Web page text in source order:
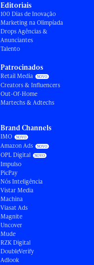
Editoriais
100 Dias de Inovação
Marketing na Olimpíada
Drops Agências &
Anunciantes
Talento
Patrocinados
Retail Media
Creators & Influencers
Out-Of-Home
Martechs & Adtechs
Brand Channels
IMO
Amazon Ads
OPL Digital
Impulso
PicPay
Nós Inteligência
Vistar Media
Machina
Viasat Ads
Magnite
Uncover
Mude
RZK Digital
DoubleVerify
Adlook